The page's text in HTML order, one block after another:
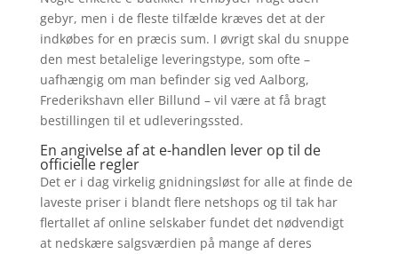
gebyr, men i de fleste tilfælde kræves det at der
indkøbes for en præcis sum. I øvrigt skal du snuppe
den mest betalelige leveringstype, som ofte –
uafhængig om man befinder sig ved Aalborg,
Frederikshavn eller Billund – vil være at få bragt
bestillingen til et udleveringssted.
En angivelse af at e-handlen lever op til de
officielle regler
Det er i dag virkelig gnidningsløst for alle at finde de
laveste priser i blandt flere netshops og til tak har
flertallet af online selskaber fundet det nødvendigt
at nedskære salgsværdien på mange af deres